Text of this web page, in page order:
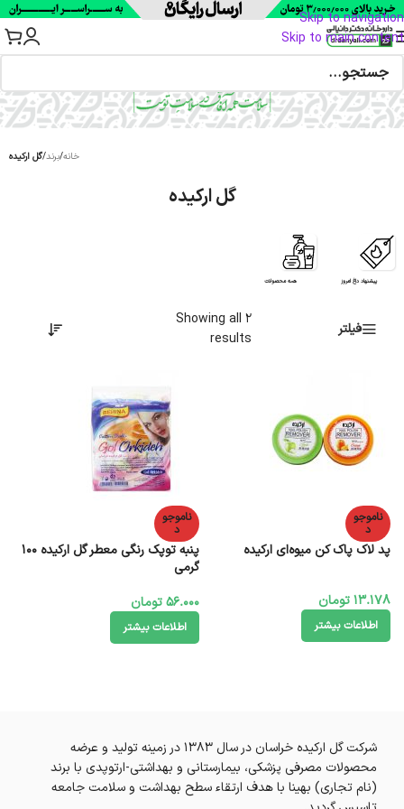
Skip to navigation
Skip to main content
گل ارکیده
خانه/برند/گل ارکیده
پیشنهاد داغ امروز همه محصولات
فیلتر
Showing all 2
results
ناموجو
د
پد لاک پاک کن میوه‌ای ارکیده
13.178تومان
اطلاعات بیشتر
ناموجو
د
پنبه توپک رنگی معطر گل ارکیده 100
گرمی
56.000تومان
اطلاعات بیشتر
شرکت گل ارکیده خراسان در سال 1383 در زمینه تولید و عرضه
محصولات مصرفی پزشکی، بیمارستانی و بهداشتی-ارتوپدی با برند
(نام تجاری) بهینا با هدف ارتقاء سطح بهداشت و سلامت جامعه